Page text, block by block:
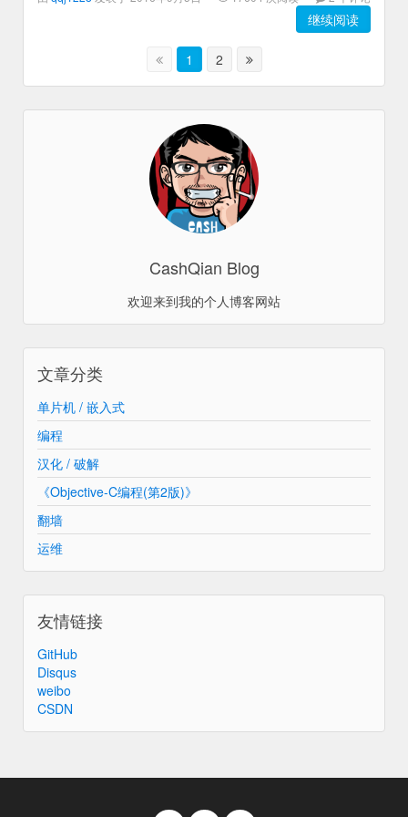
继续阅读
1 2
CashQian Blog
欢迎来到我的个人博客网站
文章分类
单片机 / 嵌入式
编程
汉化 / 破解
《Objective-C编程(第2版)》
翻墙
运维
友情链接
GitHub
Disqus
weibo
CSDN